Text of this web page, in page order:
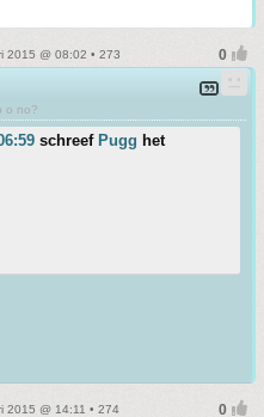
2015 @ 08:02 • 273
o no?
schreef Pugg het
2015 @ 14:11 • 274